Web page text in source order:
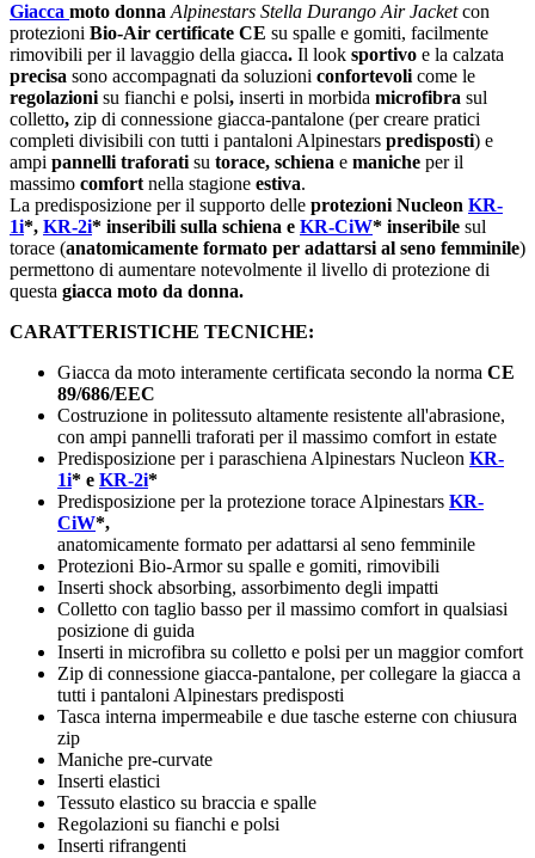
Giacca moto donna Alpinestars Stella Durango Air Jacketcon
protezioni Bio-Air certificate CE su spalle e gomiti, facilmente
rimovibili per il lavaggio della giacca. Il look sportivo e la calzata
precisa sono accompagnati da soluzioni confortevoli come le
regolazioni su fianchi e polsi, inserti in morbida microfibra sul
colletto, zip di connessione giacca-pantalone (per creare pratici
completi divisibili con tutti i pantaloni Alpinestars predisposti) e
ampi pannelli traforati su torace, schiena e maniche per il
massimo comfort nella stagione estiva.
La predisposizione per il supporto delle protezioni Nucleon KR-
1i*, KR-2i* inseribili sulla schiena e KR-CiW* inseribile sul
torace (anatomicamente formato per adattarsi al seno femminile)
permettono di aumentare notevolmente il livello di protezione di
questa giacca moto da donna.
CARATTERISTICHE TECNICHE:
Giacca da moto interamente certificata secondo la norma CE
89/686/EEC
Costruzione in politessuto altamente resistente all'abrasione,
con ampi pannelli traforati per il massimo comfort in estate
Predisposizione per i paraschiena Alpinestars Nucleon KR-
1i* e KR-2i*
Predisposizione per la protezione torace Alpinestars KR-
CiW*,
anatomicamente formato per adattarsi al seno femminile
Protezioni Bio-Armor su spalle e gomiti, rimovibili
Inserti shock absorbing, assorbimento degli impatti
Colletto con taglio basso per il massimo comfort in qualsiasi
posizione di guida
Inserti in microfibra su colletto e polsi per un maggior comfort
Zip di connessione giacca-pantalone, per collegare la giacca a
tutti i pantaloni Alpinestars predisposti
Tasca interna impermeabile e due tasche esterne con chiusura
zip
Maniche pre-curvate
Inserti elastici
Tessuto elastico su braccia e spalle
Regolazioni su fianchi e polsi
Inserti rifrangenti